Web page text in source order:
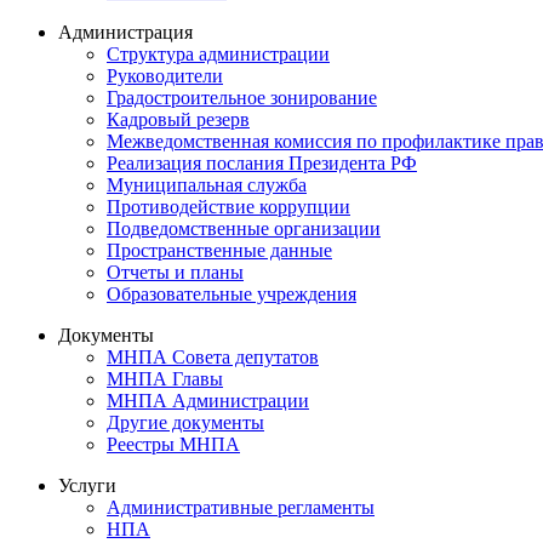
Администрация
Структура администрации
Руководители
Градостроительное зонирование
Кадровый резерв
Межведомственная комиссия по профилактике
Реализация послания Президента РФ
Муниципальная служба
Противодействие коррупции
Подведомственные организации
Пространственные данные
Отчеты и планы
Образовательные учреждения
Документы
МНПА Совета депутатов
МНПА Главы
МНПА Администрации
Другие документы
Реестры МНПА
Услуги
Административные регламенты
НПА